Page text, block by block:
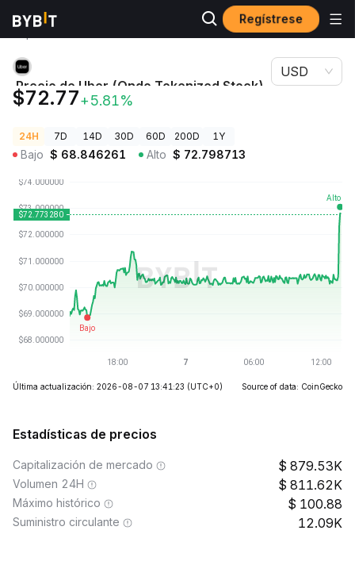
Regístrese
Precios de
Precio de Uber (Ondo Tokenized Stock)
Precio de Uber (Ondo Tokenized Stock)
UBERON
$72.77+5.81%
USD
24H 7D 14D 30D 60D 200D 1Y
Bajo $ 68.846261 Alto $ 72.798713
Última actualización: 2026-08-07 13:41:23 (UTC+0) Source of data: CoinGecko
Estadísticas de precios
Capitalización de mercado 879.53K
Volumen 24H 811.62K
Máximo histórico 100.88
Suministro circulante 12.09K